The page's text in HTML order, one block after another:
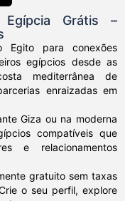
Egípcia Grátis –
Egito para conexões
egípcios desde as
mediterrânea de
enraizadas em
Giza ou na moderna
compatíveis que
e relacionamentos
gratuito sem taxas
o seu perfil, explore